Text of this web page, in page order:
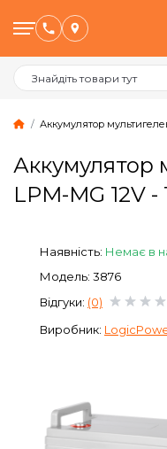
Аккумулятор
Аккумулятор
LPM-MG 12V -
Наявність: Немає в
Модель: 3876
Відгуки: (0)
Виробник: